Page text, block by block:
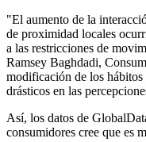
"El aumento de la
de proximidad locales
a las restricciones de
Ramsey Baghdadi,
modificación de los
drásticos en las
Así, los datos de
consumidores cree que es